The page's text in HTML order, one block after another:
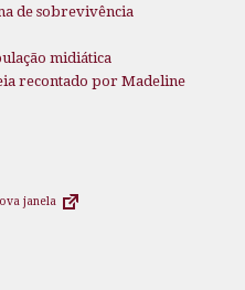
de sobrevivência
midiática
recontado por Madeline
janela